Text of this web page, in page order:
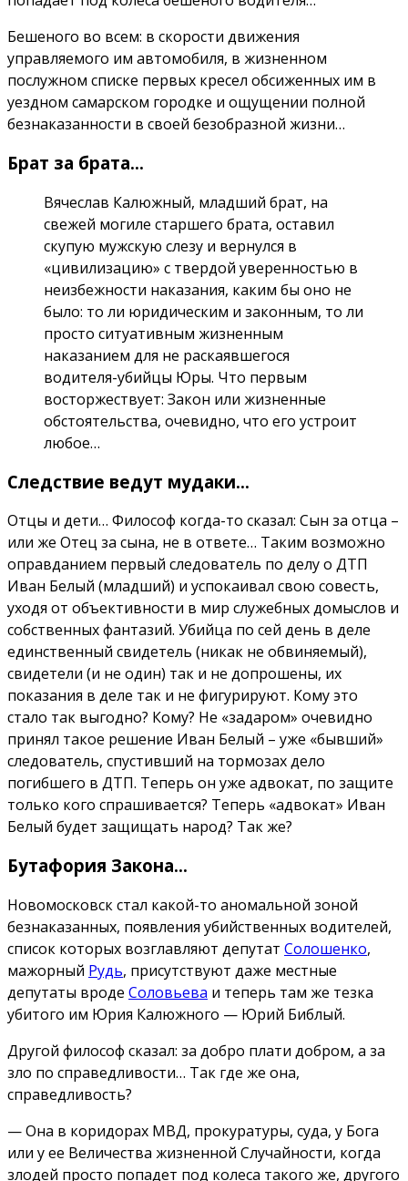
Бешеного во всем: в скорости движения
управляемого им автомобиля, в жизненном
послужном списке первых кресел обсиженных им в
уездном самарском городке и ощущении полной
безнаказанности в своей безобразной жизни…
Брат за брата…
Вячеслав Калюжный, младший брат, на
свежей могиле старшего брата, оставил
скупую мужскую слезу и вернулся в
«цивилизацию» с твердой уверенностью в
неизбежности наказания, каким бы оно не
было: то ли юридическим и законным, то ли
просто ситуативным жизненным
наказанием для не раскаявшегося
водителя-убийцы Юры. Что первым
восторжествует: Закон или жизненные
обстоятельства, очевидно, что его устроит
любое…
Следствие ведут мудаки…
Отцы и дети… Философ когда-то сказал: Сын за отца –
или же Отец за сына, не в ответе… Таким возможно
оправданием первый следователь по делу о ДТП
Иван Белый (младший) и успокаивал свою совесть,
уходя от объективности в мир служебных домыслов и
собственных фантазий. Убийца по сей день в деле
единственный свидетель (никак не обвиняемый),
свидетели (и не один) так и не допрошены, их
показания в деле так и не фигурируют. Кому это
стало так выгодно? Кому? Не «задаром» очевидно
принял такое решение Иван Белый – уже «бывший»
следователь, спустивший на тормозах дело
погибшего в ДТП. Теперь он уже адвокат, по защите
только кого спрашивается? Теперь «адвокат» Иван
Белый будет защищать народ? Так же?
Бутафория Закона…
Новомосковск стал какой-то аномальной зоной
безнаказанных, появления убийственных водителей,
список которых возглавляют депутат Солошенко,
мажорный Рудь, присутствуют даже местные
депутаты вроде Соловьева и теперь там же тезка
убитого им Юрия Калюжного — Юрий Библый.
Другой философ сказал: за добро плати добром, а за
зло по справедливости… Так где же она,
справедливость?
— Она в коридорах МВД, прокуратуры, суда, у Бога
или у ее Величества жизненной Случайности, когда
злодей просто попадет под колеса такого же, другого